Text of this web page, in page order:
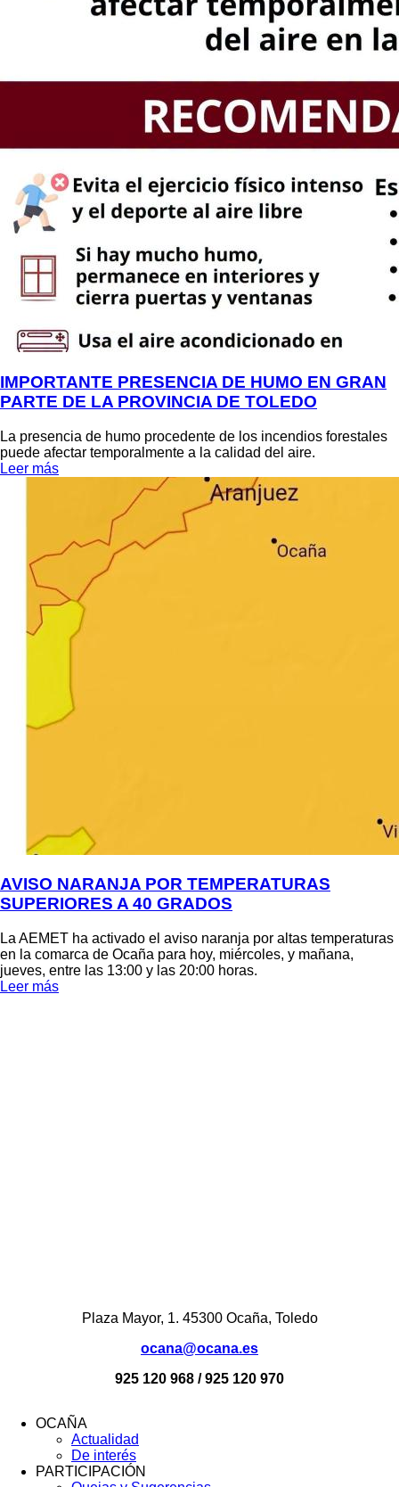
IMPORTANTE PRESENCIA DE HUMO EN GRAN
PARTE DE LA PROVINCIA DE TOLEDO
La presencia de humo procedente de los incendios forestales
puede afectar temporalmente a la calidad del aire.
Leer más
AVISO NARANJA POR TEMPERATURAS
SUPERIORES A 40 GRADOS
La AEMET ha activado el aviso naranja por altas temperaturas
en la comarca de Ocaña para hoy, miércoles, y mañana,
jueves, entre las 13:00 y las 20:00 horas.
Leer más
Plaza Mayor, 1. 45300 Ocaña, Toledo
ocana@ocana.es
925 120 968 / 925 120 970
OCAÑA
Actualidad
De interés
PARTICIPACIÓN